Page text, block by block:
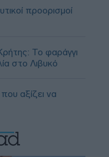
προορισμοί
Το φαράγγι
στο Λιβυκό
αξίζει να